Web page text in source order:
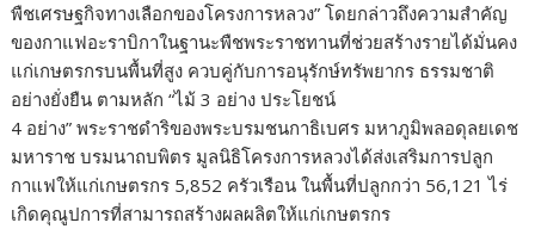
พืชเศรษฐกิจทางเลือกของโครงการหลวง” โดยกล่าวถึงความสำคัญ
ของกาแฟอะราบิกาในฐานะพืชพระราชทานที่ช่วยสร้างรายได้มั่นคง
แก่เกษตรกรบนพื้นที่สูง ควบคู่กับการอนุรักษ์ทรัพยากร ธรรมชาติ
อย่างยั่งยืน ตามหลัก “ไม้ 3 อย่าง ประโยชน์
4 อย่าง” พระราชดำริของพระบรมชนกาธิเบศร มหาภูมิพลอดุลยเดช
มหาราช บรมนาถบพิตร มูลนิธิโครงการหลวงได้ส่งเสริมการปลูก
กาแฟให้แก่เกษตรกร 5,852 ครัวเรือน ในพื้นที่ปลูกกว่า 56,121 ไร่
เกิดคุณูปการที่สามารถสร้างผลผลิตให้แก่เกษตรกร